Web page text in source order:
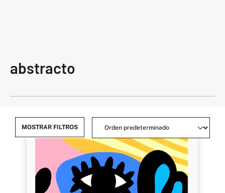
abstracto
MOSTRAR FILTROS